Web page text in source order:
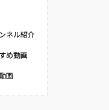
ネル紹介
め動画
画